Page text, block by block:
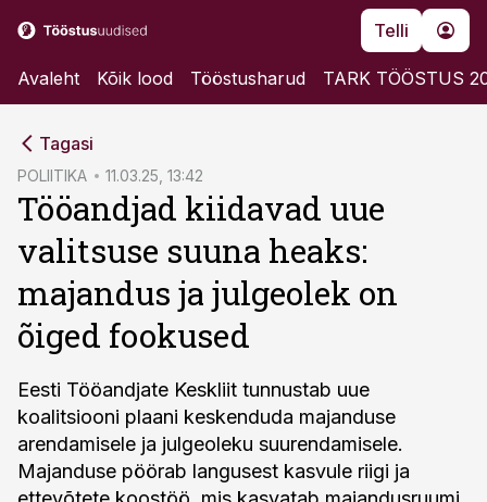
Telli
Avaleht Kõik lood Tööstusharud TARK TÖÖSTUS
Tagasi
POLIITIKA 11.03.25, 13:42
Tööandjad kiidavad uue
valitsuse suuna heaks:
majandus ja julgeolek on
õiged fookused
Eesti Tööandjate Keskliit tunnustab uue
koalitsiooni plaani keskenduda majanduse
arendamisele ja julgeoleku suurendamisele.
Majanduse pöörab langusest kasvule riigi ja